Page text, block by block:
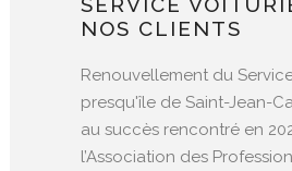
NOS CLIENTS
Renouvellement du
presqu'île de Saint-Jean-
au succès rencontré en
l’Association des